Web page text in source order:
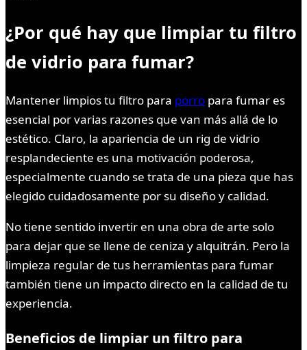
¿Por qué hay que limpiar tu filtro
de vidrio para fumar?
Mantener limpios tu filtro para porro para fumar es
esencial por varias razones que van más allá de lo
estético. Claro, la apariencia de un rig de vidrio
resplandeciente es una motivación poderosa,
especialmente cuando se trata de una pieza que has
elegido cuidadosamente por su diseño y calidad.
No tiene sentido invertir en una obra de arte solo
para dejar que se llene de ceniza y alquitrán. Pero la
limpieza regular de tus herramientas para fumar
también tiene un impacto directo en la calidad de tu
experiencia.
Beneficios de limpiar un filtro para